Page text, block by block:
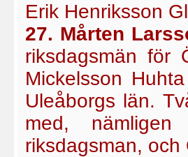
Erik Henriksson
27. Mårten
riksdagsmän för
Mickelsson
Uleåborgs län.
med,
riksdagsman,